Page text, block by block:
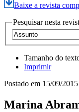
Baixe a revista
Pesquisar nesta
Tamanho do
Imprimir
Postado em 15/09/2015
Marina